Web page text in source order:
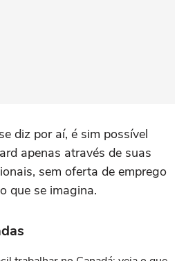
diz por aí, é sim possível
apenas através de suas
sem oferta de emprego
que se imagina.